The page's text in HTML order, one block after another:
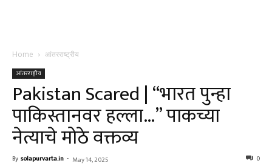
Home आंतरराष्ट्रीय
आंतरराष्ट्रीय
Pakistan Scared | “भारत पुन्हा
पाकिस्तानवर हल्ला…” पाकच्या
नेत्याचे मोठे वक्तव्य
By solapurvarta.in - May 14, 2025 0